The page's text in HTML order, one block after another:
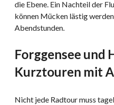
die Ebene. Ein Nachteil der
können Mücken lästig
Abendstunden.
Forggensee und
Kurztouren mit
Nicht jede Radtour muss